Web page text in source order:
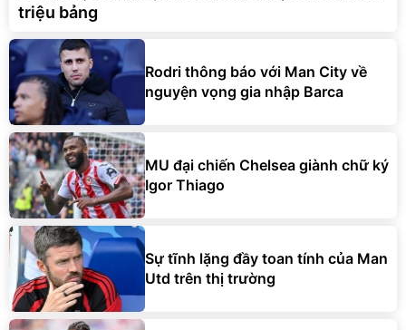
triệu bảng
Rodri thông báo với Man City về
nguyện vọng gia nhập Barca
MU đại chiến Chelsea giành chữ ký
Igor Thiago
Sự tĩnh lặng đầy toan tính của Man
Utd trên thị trường